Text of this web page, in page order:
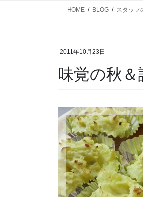
HOME BLOG スタッフ
2011年10月23日
味覚の秋＆